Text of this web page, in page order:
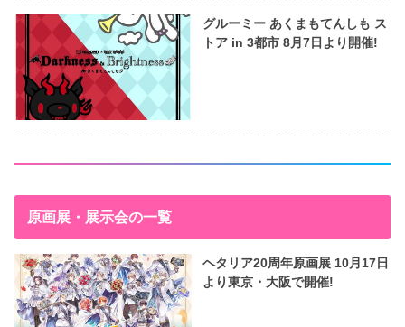
グルーミー あくまもてんしも ス
トア in 3都市 8月7日より開催!
原画展・展示会の一覧
ヘタリア20周年原画展 10月17日
より東京・大阪で開催!